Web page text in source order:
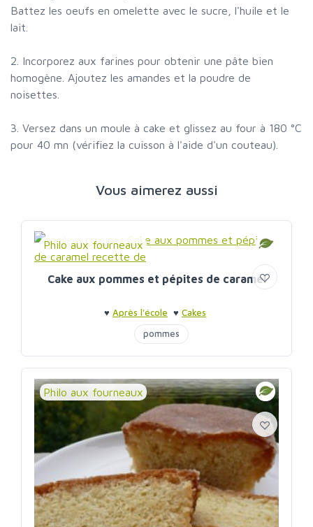
Battez les oeufs en omelette avec le sucre, l'huile et le
lait.
2. Incorporez aux farines pour obtenir une pâte bien
homogène. Ajoutez les amandes et la poudre de
noisettes.
3. Versez dans un moule à cake et glissez au four à 180 °C
pour 40 mn (vérifiez la cuisson à l'aide d'un couteau).
Vous aimerez aussi
Philo aux fourneaux
Cake aux pommes et pépites de caramel
♥ Après l'école ♥ Cakes
pommes
Philo aux fourneaux